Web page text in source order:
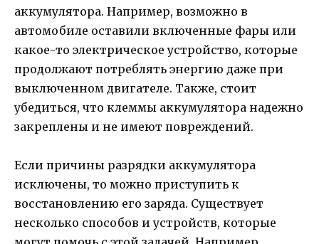
аккумулятора. Например, возможно в
автомобиле оставили включенные фары или
какое-то электрическое устройство, которые
продолжают потреблять энергию даже при
выключенном двигателе. Также, стоит
убедиться, что клеммы аккумулятора надежно
закреплены и не имеют повреждений.
Если причины разрядки аккумулятора
исключены, то можно приступить к
восстановлению его заряда. Существует
несколько способов и устройств, которые